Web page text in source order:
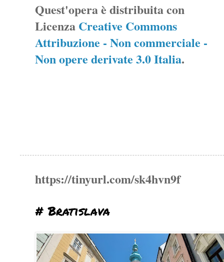
Quest'opera è distribuita con
Licenza Creative Commons
Attribuzione - Non commerciale -
Non opere derivate 3.0 Italia.
https://tinyurl.com/sk4hvn9f
# Bratislava